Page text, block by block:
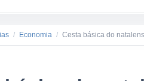
/ Economia / Cesta básica do